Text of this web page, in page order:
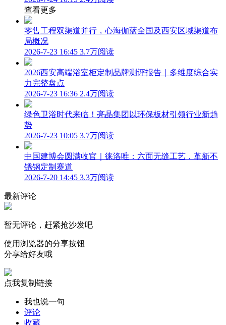
查看更多
零售工程双渠道并行，心海伽蓝全国及西安区域渠道布
局概况
2026-7-23 16:45 3.7万阅读
2026西安高端浴室柜定制品牌测评报告｜多维度综合实
力完整盘点
2026-7-23 16:36 2.4万阅读
绿色卫浴时代来临！亮晶集团以环保板材引领行业新趋
势
2026-7-23 10:05 3.7万阅读
中国建博会圆满收官｜徕洛唯：六面无缝工艺，革新不
锈钢定制赛道
2026-7-20 14:45 3.3万阅读
最新评论
暂无评论，赶紧抢沙发吧
使用浏览器的分享按钮
分享给好友哦
点我复制链接
我也说一句
评论
收藏